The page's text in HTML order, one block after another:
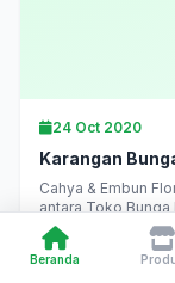
24 Oct 2020
Karangan
Cahya & Embun
antara Toko
karangan bunga
daerah...
Beranda